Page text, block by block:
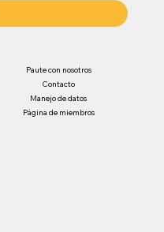
Paute con nosotros
Contacto
Manejo de datos
Página de miembros